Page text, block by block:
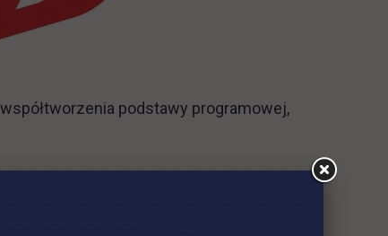
podstawy programowej,